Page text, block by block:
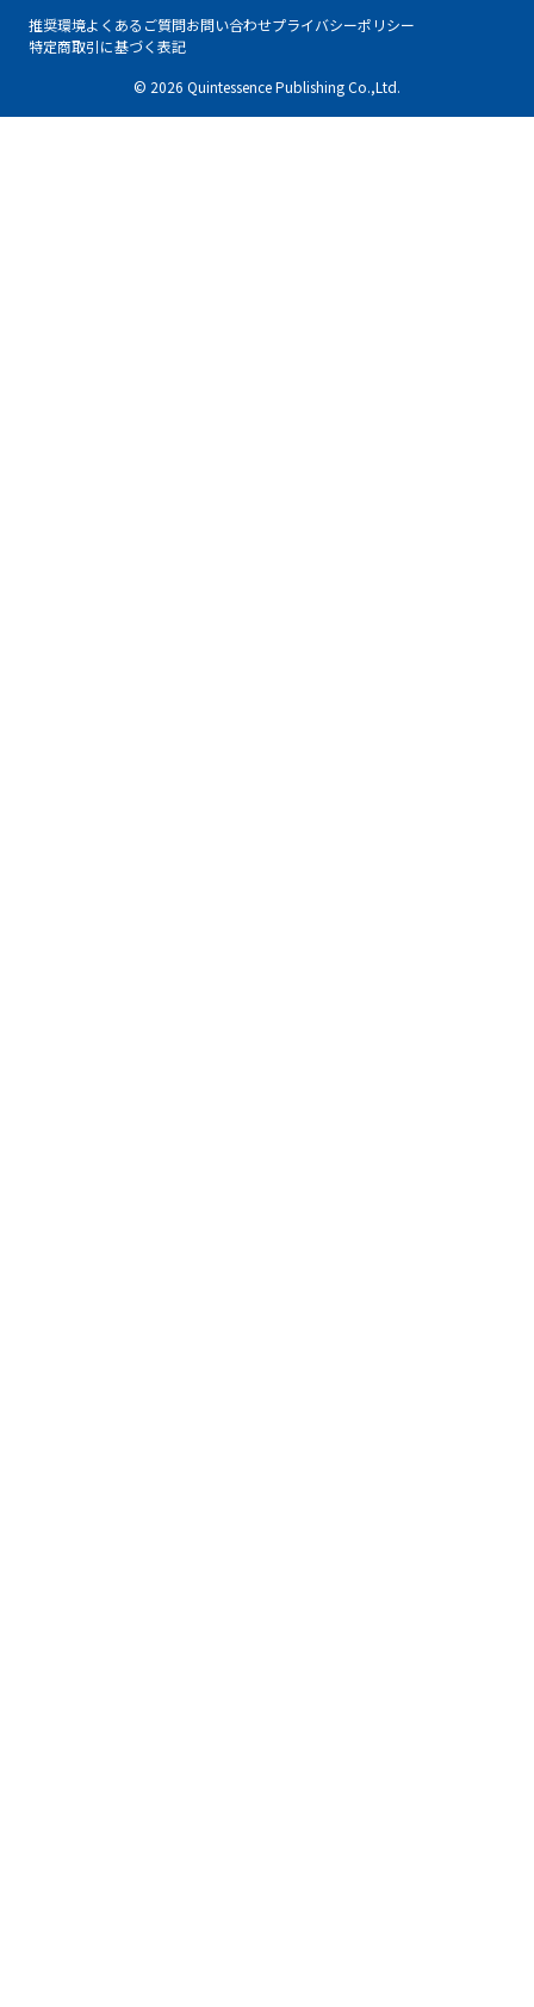
推奨環境よくあるご質問お問い合わせプライバシーポリシー
特定商取引に基づく表記
© 2026 Quintessence Publishing Co.,Ltd.